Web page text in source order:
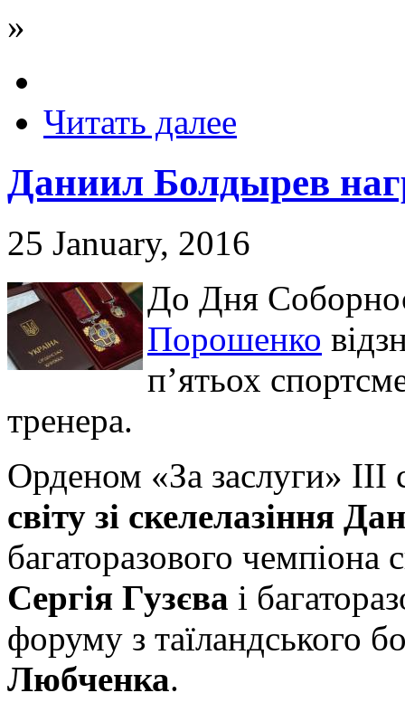
»
Читать далее
Даниил Болдырев
25 January, 2016
До Дня
Порошенко
п’ятьох
тренера.
Орденом «За заслуги» ІІІ
світу зі скелелазіння
багаторазового чемпіона
Сергія Гузєва і
форуму з таїландського
Любченка.